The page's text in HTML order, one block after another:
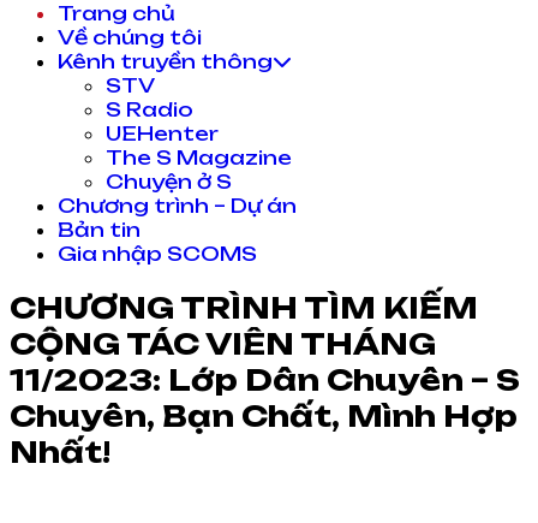
Trang chủ
Về chúng tôi
Kênh truyền thông
STV
S Radio
UEHenter
The S Magazine
Chuyện ở S
Chương trình – Dự án
Bản tin
Gia nhập SCOMS
CHƯƠNG TRÌNH TÌM KIẾM
CỘNG TÁC VIÊN THÁNG
11/2023: Lớp Dân Chuyên – S
Chuyên, Bạn Chất, Mình Hợp
Nhất!